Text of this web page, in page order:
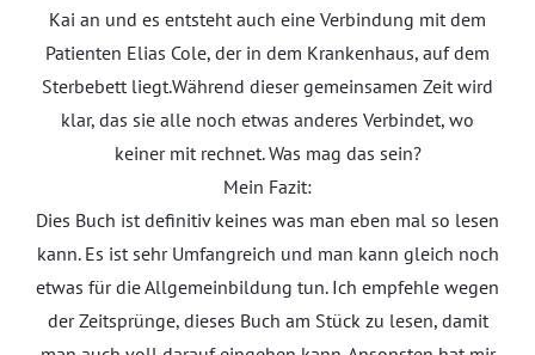
Kai an und es entsteht auch eine Verbindung mit dem
Patienten Elias Cole, der in dem Krankenhaus, auf dem
Sterbebett liegt.Während dieser gemeinsamen Zeit wird
klar, das sie alle noch etwas anderes Verbindet, wo
keiner mit rechnet. Was mag das sein?
Mein Fazit:
Dies Buch ist definitiv keines was man eben mal so lesen
kann. Es ist sehr Umfangreich und man kann gleich noch
etwas für die Allgemeinbildung tun. Ich empfehle wegen
der Zeitsprünge, dieses Buch am Stück zu lesen, damit